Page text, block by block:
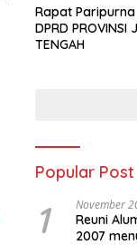
berjudul Musa &
Rapat Paripurna
DPRD PROVINSI
TENGAH
Popular Post
1 November
Reuni
2007